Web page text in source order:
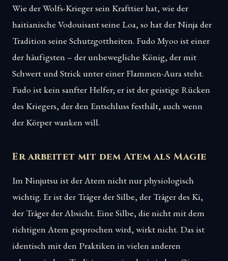
Wie der Wolfs-Krieger sein Krafttier hat, wie der
haitianische Vodouisant seine Loa, so hat der Ninja der
Tradition seine Schutzgottheiten. Fudo Myoo ist einer
der häufigsten – der unbewegliche König, der mit
Schwert und Strick unter einer Flammen-Aura steht.
Fudo ist kein sanfter Helfer; er ist der geistige Rücken
des Kriegers, der den Entschluss festhält, auch wenn
der Körper wanken will.
Er arbeitet mit dem Atem als Magie
Im Ninjutsu ist der Atem nicht nur physiologisch
wichtig. Er ist der Träger der Silbe, der Träger des Ki,
der Träger der Absicht. Eine Silbe, die nicht mit dem
richtigen Atem gesprochen wird, wirkt nicht. Das ist
identisch mit den Praktiken in vielen anderen